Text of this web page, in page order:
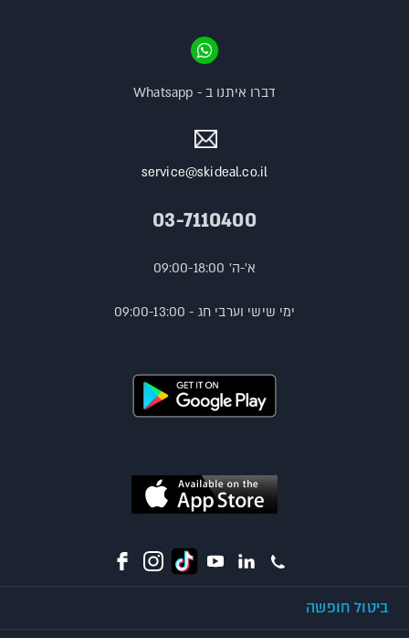
service@skideal.co.il
03-7110400
א'-ה' 09:00-18:00
ימי שישי וערבי חג - 09:00-13:00
דברו איתנו ב - Whatsapp
ביטול חופשה